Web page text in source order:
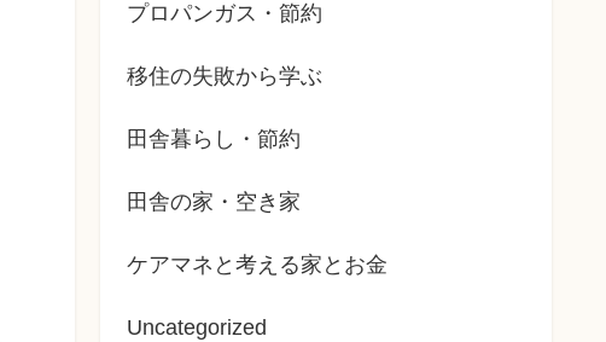
プロパンガス・節約
移住の失敗から学ぶ
田舎暮らし・節約
田舎の家・空き家
ケアマネと考える家とお金
Uncategorized